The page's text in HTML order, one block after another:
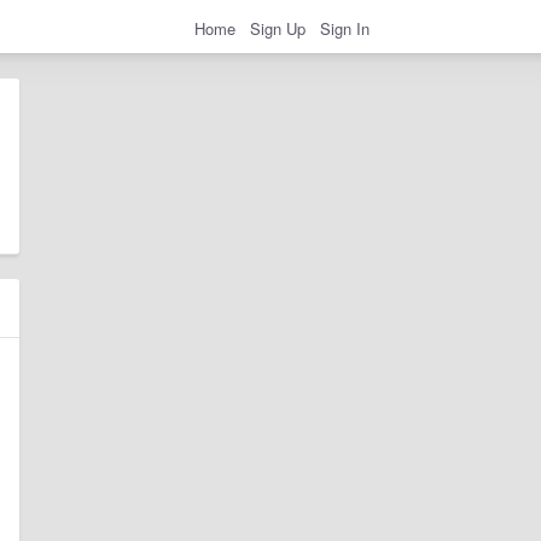
Home Sign Up Sign In